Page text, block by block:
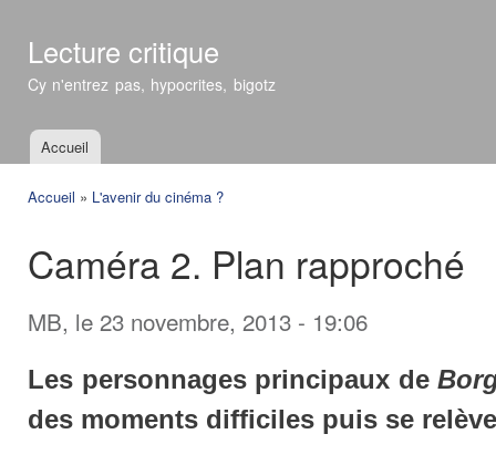
Lecture critique
Cy n'entrez pas, hypocrites, bigotz
Menu principal
Accueil
Accueil » L'avenir du cinéma ?
Caméra 2. Plan rapproché
MB, le 23 novembre, 2013 - 19:06
Les personnages principaux de
des moments difficiles puis se